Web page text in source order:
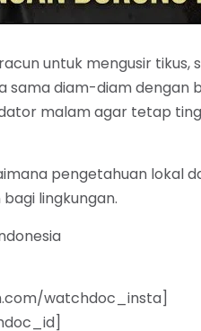
untuk mengusir tikus,
sama diam-diam dengan
malam agar tetap
pengetahuan lokal
lingkungan.
watchdoc_insta]